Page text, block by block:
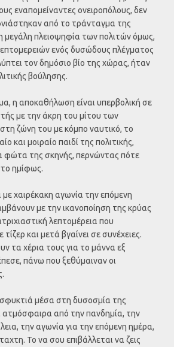
εναπομείναντες ονειροπόλους, δεν
από το τράνταγμα της
μεγάλη πλειοψηφία των πολιτών όμως,
ενός δυσώδους πλέγματος
τον δημόσιο βίο της χώρας, ήταν
βούλησης.
η αποκαθήλωση είναι υπερβολική σε
με την άκρη του μίτου των
ζώνη του με κόμπο ναυτικό, το
και μοιραίο παιδί της πολιτικής,
φώτα της σκηνής, περνώντας πότε
ημίφως.
με χαιρέκακη αγωνία την επόμενη
με την ικανοποίηση της κρύας
λεπτομέρεια που
και μετά βγαίνει σε συνέχειες.
τα χέρια τους για το μάννα εξ
πάνω που ξεθύμαιναν οι
μέσα στη δυσοσμία της
από την πανδημία, την
την αγωνία για την επόμενη ημέρα,
Το να σου επιβάλλεται να ζεις